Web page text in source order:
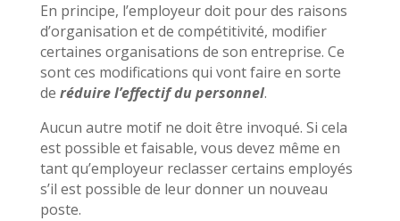
En principe, l’employeur doit pour des raisons
d’organisation et de compétitivité, modifier
certaines organisations de son entreprise. Ce
sont ces modifications qui vont faire en sorte
de réduire l’effectif du personnel.
Aucun autre motif ne doit être invoqué. Si cela
est possible et faisable, vous devez même en
tant qu’employeur reclasser certains employés
s’il est possible de leur donner un nouveau
poste.